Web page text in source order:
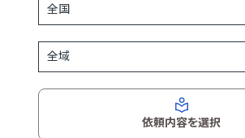
依頼内容を選択